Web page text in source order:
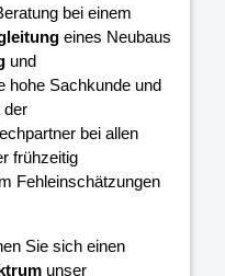
bei einem
eines Neubaus
und
hohe Sachkunde und
der
bei allen
frühzeitig
Fehleinschätzungen
Sie sich einen
unser